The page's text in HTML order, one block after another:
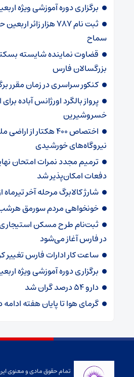
برگزاری دوره آموزشی ویژه
ثبت نام ۷۸۷ هزار
سماح
قضاوت نماینده شایسته
بزرگسالان فارس
کنکور سراسری در زمان مقرر
پرواز بالگرد اورژانس آباده
خسروشیرین
اختصاص ۴۰۰ هکتار از
نیروگاه‌های خورشیدی
ترمیم مجدد نمرات امتحان
دفعات امکان‌پذیر شد
شارژ کالابرگ‌ مرحله آخر تیرماه
خونخواهی مردم سورمق هرشب
ثبت‌نام طرح مسکن
در فارس آغاز می‌شود
ساعت کار ادارات فارس تغییر
برگزاری دوره آموزشی ویژه
دارو ۵۴ درصد گران شد
گرمای هوا تا پایان هفته ادامه
تمام حقوق مادی و معنوی